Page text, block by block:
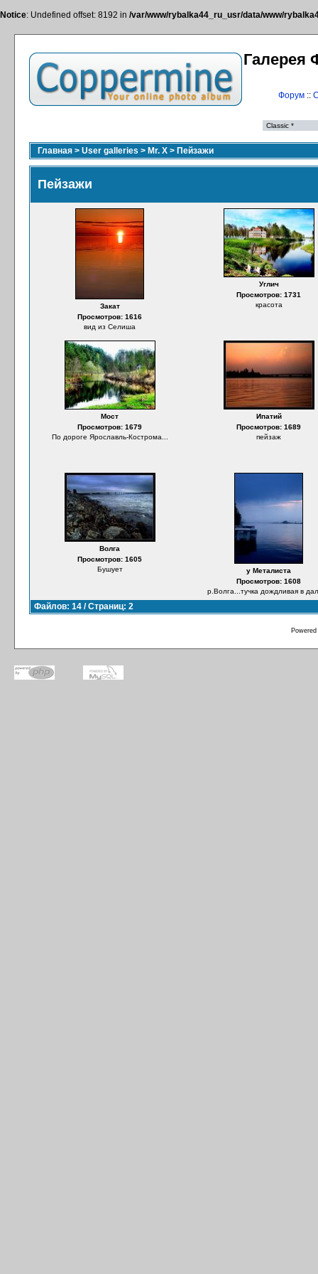
Notice: Undefined offset: 8192 in /var/www/rybalka44_ru_usr/data/www/
Галерея
Форум::
Главная > User galleries > Mr. X > Пейзажи
Пейзажи
Закат
Просмотров: 1616
вид из Селиша
Углич
Просмотров: 1731
красота
Мост
Просмотров: 1679
По дороге Ярославль-Кострома...
Ипатий
Просмотров: 1689
пейзаж
Волга
Просмотров: 1605
Бушует
у Металиста
Просмотров: 1608
р.Волга...тучка дождливая в
Файлов: 14 / Страниц: 2